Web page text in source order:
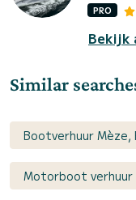
PRO
Bekijk
Similar
Bootverhuur
Motorboot verhuur